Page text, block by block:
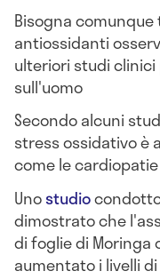
Bisogna
antiossidanti
ulteriori studi
sull'uomo
Secondo alcuni
stress ossidativo è
come le cardiopatie
Unostudio
dimostrato che
di foglie di Moringa
aumentato i livelli